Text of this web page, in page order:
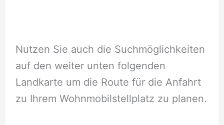
Nutzen Sie auch die Suchmöglichkeiten
auf den weiter unten folgenden
Landkarte um die Route für die Anfahrt
zu Ihrem Wohnmobilstellplatz zu planen.